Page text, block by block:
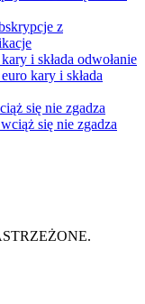
z
kary i składa
się nie zgadza